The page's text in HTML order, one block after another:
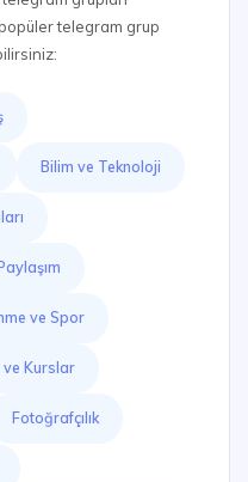
telegram grup
Bilim ve Teknoloji
ve Spor
ve Kurslar
Fotoğrafçılık